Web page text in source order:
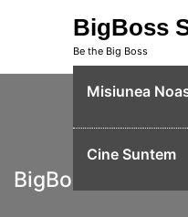
BigBoss
Be the Big Boss
Misiunea
Cine Suntem
BigBoss Studio